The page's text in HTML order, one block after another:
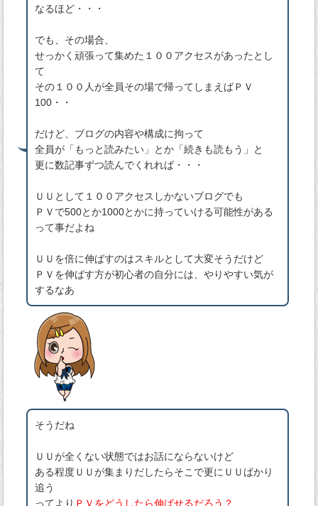
なるほど・・・
でも、その場合、
せっかく頑張って集めた１００アクセスがあったとし
て
その１００人が全員その場で帰ってしまえばＰＶ
100・・
だけど、ブログの内容や構成に拘って
全員が「もっと読みたい」とか「続きも読もう」と
更に数記事ずつ読んでくれれば・・・
ＵＵとして１００アクセスしかないブログでも
ＰＶで500とか1000とかに持っていける可能性がある
って事だよね
ＵＵを倍に伸ばすのはスキルとして大変そうだけど
ＰＶを伸ばす方が初心者の自分には、やりやすい気が
するなあ
そうだね
ＵＵが全くない状態ではお話にならないけど
ある程度ＵＵが集まりだしたらそこで更にＵＵばかり
追う
ってより ＰＶをどうしたら伸ばせるだろう？